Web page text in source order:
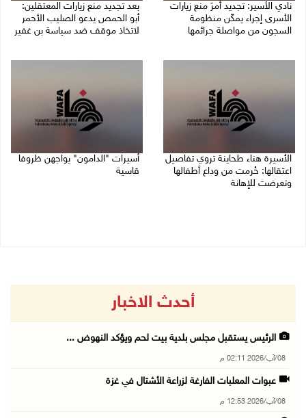
نادي الأسير: تجديد أمرَ منع زيارات
الأسرى إجراء يمكّن منظومة
السجون من مواصلة جرائمها
بعد تجديد منع زيارات المعتقلين:
أبو الحمص يدعو الصليب الأحمر
لاتخاذ موقف ضد سياسة بن غفير
الأسيرة هناء طحاينة تروي تفاصيل
اعتقالها: حُرمت من وداع أطفالها
وتعرضت للإهانة
أسيرات "الدامون" يواجهن ظروفا
قاسية
أحدث الاخبار
الرئيس يستقبل مجلس بلدية بيت لحم ويؤكد النهوض ...
08/آب/2026 02:11 م
عبوات المعلبات الفارغة لزراعة الأشتال في غزة
08/آب/2026 12:53 م